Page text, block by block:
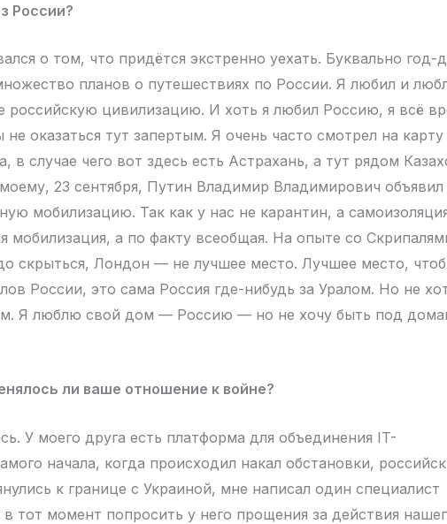
России?
о том, что придётся экстренно уехать. Буквально год-
планов о путешествиях по России. Я любил и
российскую цивилизацию. И хоть я любил Россию, я всё
не оказаться тут запертым. Я очень часто смотрел на
в случае чего вот здесь есть Астрахань, а тут рядом
23 сентября, Путин Владимир Владимирович объявил
мобилизацию. Так как у нас не карантин, а
мобилизация, а по факту всеобщая. На опыте со
скрыться, Лондон — не лучшее место. Лучшее место,
России, это сама Россия где-нибудь за Уралом. Но не
Я люблю свой дом — Россию — но не хочу быть под
ли ваше отношение к войне?
У моего друга есть платформа для объединения IT-
начала, когда происходил накал обстановки,
к границе с Украиной, мне написал один специалист
тот момент попросить у него прощения за действия